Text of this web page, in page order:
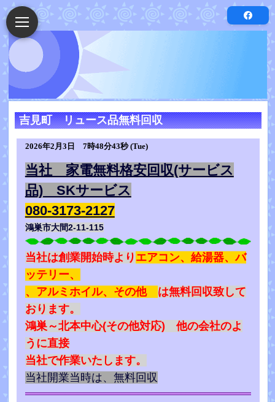
吉見町 リュース品無料回収
2026年2月3日 7時48分43秒 (Tue)
当社 家電無料格安回収(サービス
品) SKサービス
080-3173-2127
鴻巣市大間2-11-115
当社は創業開始時より エアコン、給湯器、バ
ッテリー、
、アルミホイル、その他 は無料回収致して
おります。
鴻巣～北本中心(その他対応) 他の会社のよ
うに直接
当社で作業いたします。
当社開業当時は、無料回収